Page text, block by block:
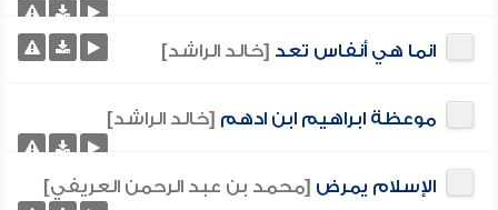
انما هي أنفاس تعد [خالد الراشد]
موعظة ابراهيم ابن ادهم [خالد الراشد]
الإسلام يمرض [محمد بن عبد الرحمن العريفي]